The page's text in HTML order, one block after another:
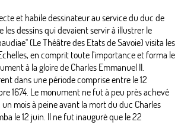
et habile dessinateur au service du duc de
les dessins qui devaient servir à illustrer le
(Le Théâtre des Etats de Savoie) visita les
en comprit toute l'importance et forma le
à la gloire de Charles Emmanuel II.
dans une période comprise entre le 12
1674. Le monument ne fut à peu près achevé
mois à peine avant la mort du duc Charles
le 12 juin. Il ne fut inauguré que le 22